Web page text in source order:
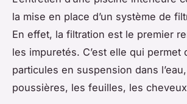
la mise en place d’un système de
En effet, la filtration est le premier
les impuretés. C’est elle qui permet
particules en suspension dans
poussières, les feuilles, les